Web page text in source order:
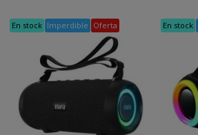
En stock Imperdible Oferta En stock